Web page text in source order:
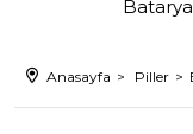
Anasayfa Piller